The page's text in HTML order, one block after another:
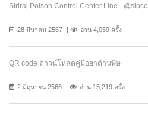
Siriraj Poison Control Center Line - @sipcc
28 มีนาคม 2567 อ่าน 4,059 ครั้ง
QR code ดาวน์โหลดคู่มือยาต้านพิษ
2 มิถุนายน 2566 อ่าน 15,219 ครั้ง